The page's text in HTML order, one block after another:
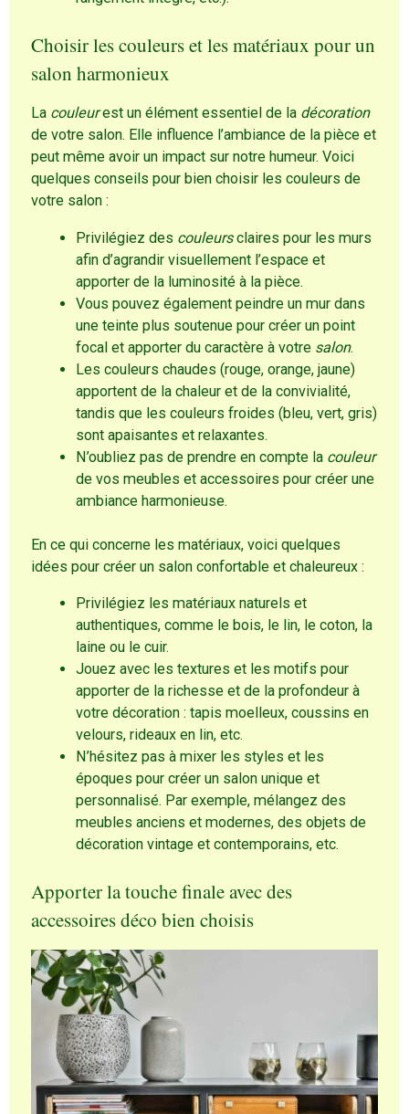
Choisir les couleurs et les matériaux pour un
salon harmonieux
La couleurest un élément essentiel de la décoration
de votre salon. Elle influence l’ambiance de la pièce et
peut même avoir un impact sur notre humeur. Voici
quelques conseils pour bien choisir les couleurs de
votre salon :
Privilégiez des couleursclaires pour les murs
afin d’agrandir visuellement l’espace et
apporter de la luminosité à la pièce.
Vous pouvez également peindre un mur dans
une teinte plus soutenue pour créer un point
focal et apporter du caractère à votre salon.
Les couleurs chaudes (rouge, orange, jaune)
apportent de la chaleur et de la convivialité,
tandis que les couleurs froides (bleu, vert, gris)
sont apaisantes et relaxantes.
N’oubliez pas de prendre en compte la couleur
de vos meubles et accessoires pour créer une
ambiance harmonieuse.
En ce qui concerne les matériaux, voici quelques
idées pour créer un salon confortable et chaleureux :
Privilégiez les matériaux naturels et
authentiques, comme le bois, le lin, le coton, la
laine ou le cuir.
Jouez avec les textures et les motifs pour
apporter de la richesse et de la profondeur à
votre décoration : tapis moelleux, coussins en
velours, rideaux en lin, etc.
N’hésitez pas à mixer les styles et les
époques pour créer un salon unique et
personnalisé. Par exemple, mélangez des
meubles anciens et modernes, des objets de
décoration vintage et contemporains, etc.
Apporter la touche finale avec des
accessoires déco bien choisis